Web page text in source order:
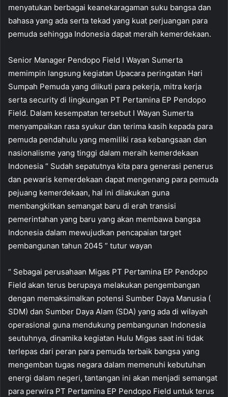
menyatukan berbagai keanekaragaman suku bangsa dan
bahasa yang ada serta tekad yang kuat perjuangan para
pemuda sehingga Indonesia dapat meraih kemerdekaan.
Senior Manager Pendopo Field I Wayan Sumerta
memimpin langsung kegiatan Upacara peringatan Hari
Sumpah Pemuda yang diikuti para pekerja, mitra kerja
serta security di lingkungan PT Pertamina EP Pendopo
Field. Dalam kesempatan tersebut I Wayan Sumerta
menyampaikan rasa syukur dan terima kasih kepada para
pemuda pendahulu yang memiliki rasa kebangsaan dan
nasionalisme yang tinggi dalam meraih kemerdekaan
Indonesia “ Sudah sepatutnya kita para generasi penerus
dan pewaris kemerdekaan dapat mengenang para pemuda
pejuang kemerdekaan, hal ini dilakukan guna
membangkitkan semangat baru di erah transisi
pemerintahan yang baru yang akan membawa bangsa
Indonesia dalam mewujudkan pencapaian target
pembangunan tahun 2045 ” tutur wayan
“ Sebagai perusahaan Migas PT Pertamina EP Pendopo
Field akan terus berupaya melakukan pengembangan
dengan memaksimalkan potensi Sumber Daya Manusia (
SDM) dan Sumber Daya Alam (SDA) yang ada di wilayah
operasional guna mendukung pembangunan Indonesia
seutuhnya, dinamika kegiatan Hulu Migas saat ini tidak
terlepas dari peran para pemuda terbaik bangsa yang
mengemban tugas negara dalam memenuhi kebutuhan
energi dalam negeri, tantangan ini akan menjadi semangat
para perwira PT Pertamina EP Pendopo Field untuk terus